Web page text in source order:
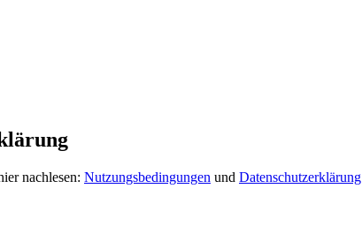
nachlesen: Nutzungsbedingungen und Datenschutzerklärung